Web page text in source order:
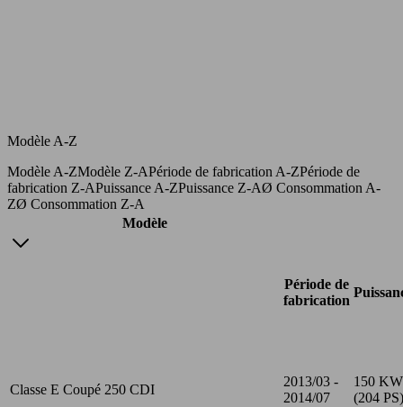
Modèle A-Z
Modèle A-ZModèle Z-APériode de fabrication A-ZPériode de
fabrication Z-APuissance A-ZPuissance Z-AØ Consommation A-
ZØ Consommation Z-A
Modèle
Période de
fabrication
Classe E Coupé 250 CDI
2013/03 -
2014/07
150 KW
(204 PS)